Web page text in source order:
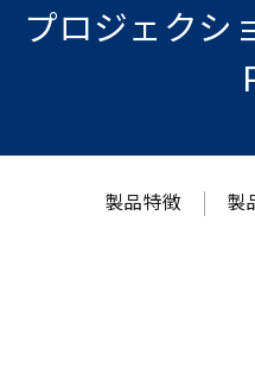
プロジェクシ
製品特徴 製